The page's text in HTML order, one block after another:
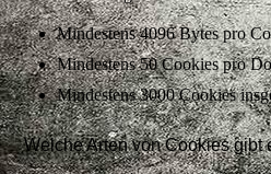
Mindestens 4096 Bytes pro
Mindestens 50 Cookies pro
Mindestens 3000 Cookies
Welche Arten von Cookies gibt